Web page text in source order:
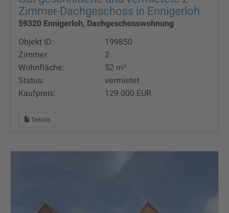
Zimmer-Dachgeschoss in Ennigerloh
59320 Ennigerloh, Dachgeschosswohnung
Objekt ID:
199850
Zimmer:
2
Wohnfläche:
52 m²
Status:
vermietet
Kaufpreis:
129.000 EUR
Details